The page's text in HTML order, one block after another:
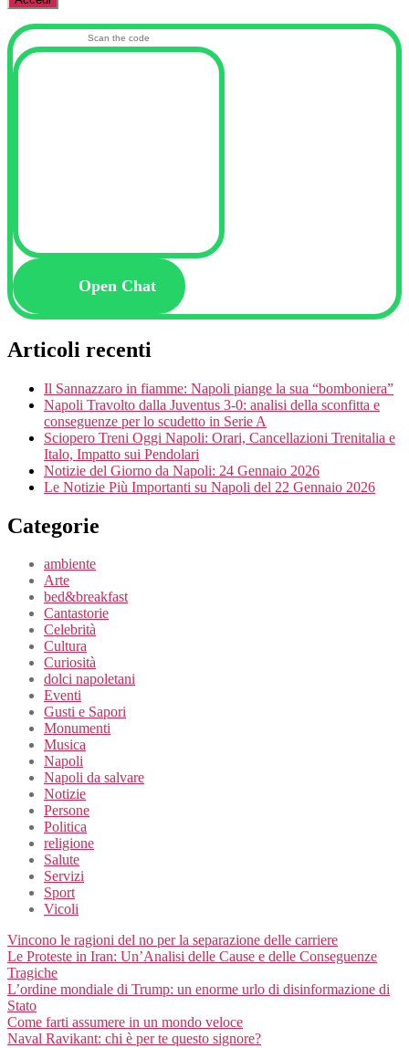
Scan the code
Open Chat
Articoli recenti
Il Sannazzaro in fiamme: Napoli piange la sua “bomboniera”
Napoli Travolto dalla Juventus 3-0: analisi della sconfitta e
conseguenze per lo scudetto in Serie A
Sciopero Treni Oggi Napoli: Orari, Cancellazioni Trenitalia e
Italo, Impatto sui Pendolari
Notizie del Giorno da Napoli: 24 Gennaio 2026
Le Notizie Più Importanti su Napoli del 22 Gennaio 2026
Categorie
ambiente
Arte
bed&breakfast
Cantastorie
Celebrità
Cultura
Curiosità
dolci napoletani
Eventi
Gusti e Sapori
Monumenti
Musica
Napoli
Napoli da salvare
Notizie
Persone
Politica
religione
Salute
Servizi
Sport
Vicoli
Vincono le ragioni del no per la separazione delle carriere
Le Proteste in Iran: Un’Analisi delle Cause e delle Conseguenze
Tragiche
L’ordine mondiale di Trump: un enorme urlo di disinformazione di
Stato
Come farti assumere in un mondo veloce
Naval Ravikant: chi è per te questo signore?